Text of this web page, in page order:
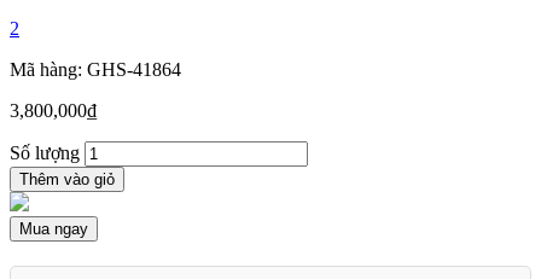
2
Mã hàng: GHS-41864
3,800,000₫
Số lượng
Thêm vào giỏ
Mua ngay